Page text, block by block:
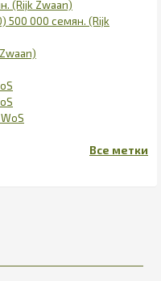
(Rijk Zwaan)
500 000 семян. (Rijk